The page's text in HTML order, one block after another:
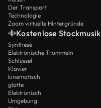
Der Transport
Technologie
Zoom virtuelle Hintergründe
Kostenlose Stockmusik
Synthese
Elektronische Trommeln
Schlüssel
Klavier
kinematisch
glatte
Elektronisch
Umgebung